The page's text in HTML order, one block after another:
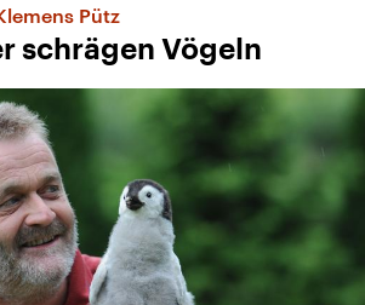
Pütz
schrägen Vögeln